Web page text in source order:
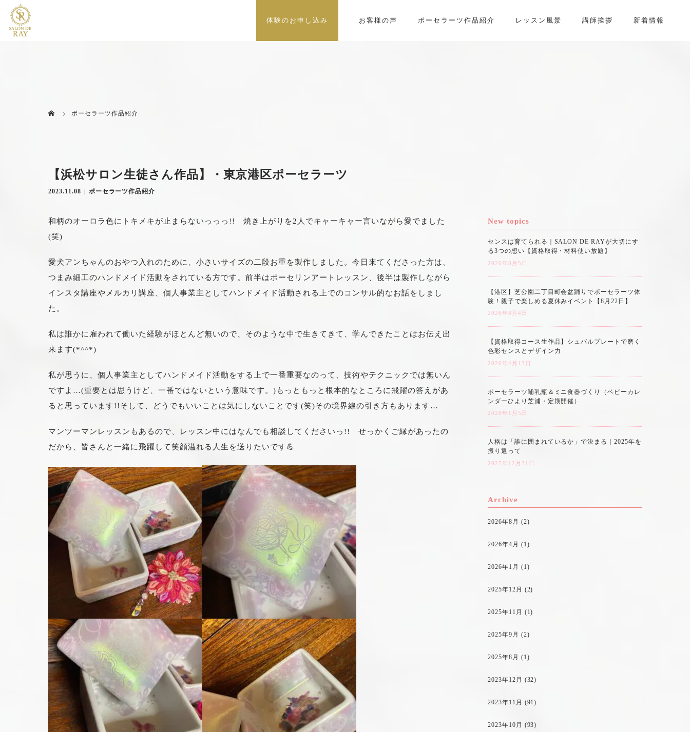
体験のお申し込み お客様の声 ポーセラーツ作品紹介 レッスン風景 講師挨拶 新着情報
ポーセラーツ作品紹介
【浜松サロン生徒さん作品】・東京港区ポーセラーツ
2023.11.08 ポーセラーツ作品紹介
和柄のオーロラ色にトキメキが止まらないっっっ!! 焼き上がりを2人でキャーキャー言いながら愛でました
(笑)
愛犬アンちゃんのおやつ入れのために、小さいサイズの二段お重を製作しました。今日来てくださった方は、
つまみ細工のハンドメイド活動をされている方です。前半はポーセリンアートレッスン、後半は製作しながら
インスタ講座やメルカリ講座、個人事業主としてハンドメイド活動される上でのコンサル的なお話をしまし
た。
私は誰かに雇われて働いた経験がほとんど無いので、そのような中で生きてきて、学んできたことはお伝え出
来ます(*^^*)
私が思うに、個人事業主としてハンドメイド活動をする上で一番重要なのって、技術やテクニックでは無いん
ですよ…(重要とは思うけど、一番ではないという意味です。)もっともっと根本的なところに飛躍の答えがあ
ると思っています!!そして、どうでもいいことは気にしないことです(笑)その境界線の引き方もあります…
マンツーマンレッスンもあるので、レッスン中にはなんでも相談してくださいっ!! せっかくご縁があったの
だから、皆さんと一緒に飛躍して笑顔溢れる人生を送りたいです💪
New topics
センスは育てられる｜SALON DE RAYが大切にす
る3つの想い【資格取得・材料使い放題】
2026年8月5日
【港区】芝公園二丁目町会盆踊りでポーセラーツ体
験！親子で楽しめる夏休みイベント【8月22日】
2026年8月4日
【資格取得コース生作品】シュバルプレートで磨く
色彩センスとデザイン力
2026年4月13日
ポーセラーツ哺乳瓶＆ミニ食器づくり（ベビーカレ
ンダーひより芝浦・定期開催）
2026年1月5日
人格は「誰に囲まれているか」で決まる｜2025年を
振り返って
2025年12月31日
Archive
2026年8月 (2)
2026年4月 (1)
2026年1月 (1)
2025年12月 (2)
2025年11月 (1)
2025年9月 (2)
2025年8月 (1)
2023年12月 (32)
2023年11月 (91)
2023年10月 (93)